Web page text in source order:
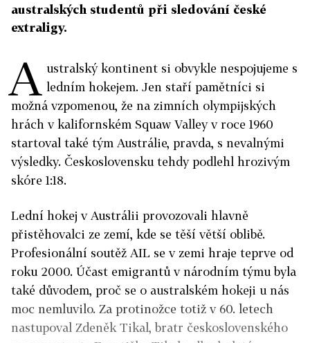
australských studentů při sledování české
extraligy.
A ustralský kontinent si obvykle nespojujeme s
ledním hokejem. Jen staří pamětníci si
možná vzpomenou, že na zimních olympijských
hrách v kalifornském Squaw Valley v roce 1960
startoval také tým Austrálie, pravda, s nevalnými
výsledky. Československu tehdy podlehl hrozivým
skóre 1:18.
Lední hokej v Austrálii provozovali hlavně
přistěhovalci ze zemí, kde se těší větší oblibě.
Profesionální soutěž AIL se v zemi hraje teprve od
roku 2000. Účast emigrantů v národním týmu byla
také důvodem, proč se o australském hokeji u nás
moc nemluvilo. Za protinožce totiž v 60. letech
nastupoval Zdeněk Tikal, bratr československého